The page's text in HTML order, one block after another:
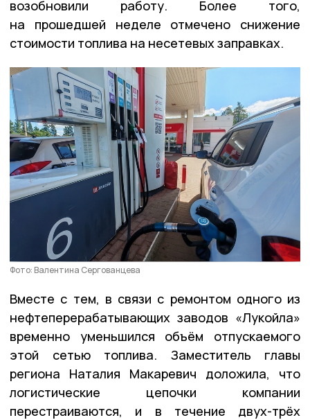
возобновили работу. Более того,
на прошедшей неделе отмечено снижение
стоимости топлива на несетевых заправках.
Фото: Валентина Сергованцева
Вместе с тем, в связи с ремонтом одного из
нефтеперерабатывающих заводов «Лукойла»
временно уменьшился объём отпускаемого
этой сетью топлива. Заместитель главы
региона Наталия Макаревич доложила, что
логистические цепочки компании
перестраиваются, и в течение двух-трёх